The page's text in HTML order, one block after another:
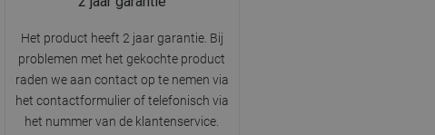
Het product heeft 2 jaar garantie. Bij
problemen met het gekochte product
raden we aan contact op te nemen via
het contactformulier of telefonisch via
het nummer van de klantenservice.